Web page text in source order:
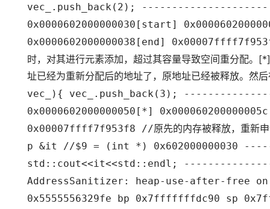
vec_.push_back(2);
0x0000602000000030[start]
0x0000602000000038[end]
时，对其进行元素添加，超过其容量导致空间重分配。
址已经为重新分配后的地址了，原地址已经被释放。然
vec_){ vec_.push_back(3);
0x0000602000000050[*]
0x00007ffff7f953f8 //原先的内存被释放，重新申
p &it //$9 = (int *)
std::cout<<it<<std::endl;
AddressSanitizer: heap-use-after-free on
0x5555556329fe bp 0x7fffffffdc90 sp